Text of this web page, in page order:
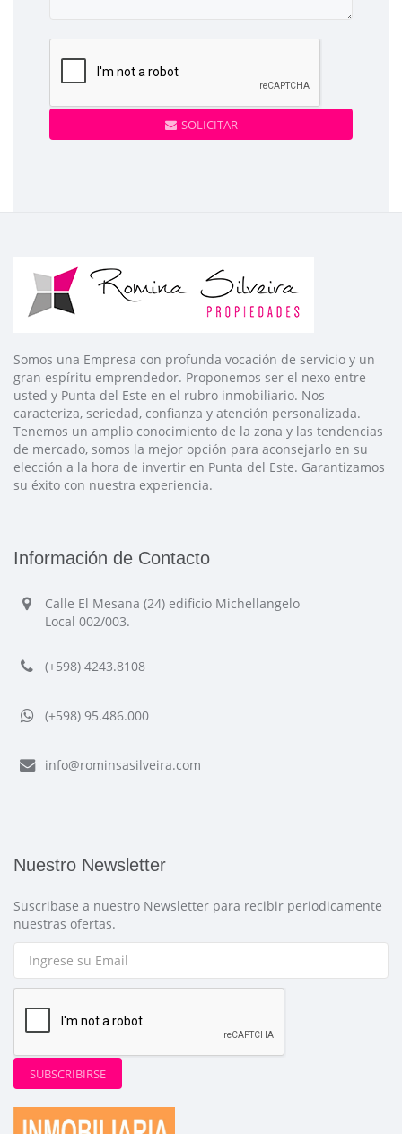
SOLICITAR
Somos una Empresa con profunda vocación de servicio y un
gran espíritu emprendedor. Proponemos ser el nexo entre
usted y Punta del Este en el rubro inmobiliario. Nos
caracteriza, seriedad, confianza y atención personalizada.
Tenemos un amplio conocimiento de la zona y las tendencias
de mercado, somos la mejor opción para aconsejarlo en su
elección a la hora de invertir en Punta del Este. Garantizamos
su éxito con nuestra experiencia.
Información de Contacto
Calle El Mesana (24) edificio Michellangelo
Local 002/003.
(+598) 4243.8108
(+598) 95.486.000
info@rominsasilveira.com
Nuestro Newsletter
Suscribase a nuestro Newsletter para recibir periodicamente
nuestras ofertas.
SUBSCRIBIRSE